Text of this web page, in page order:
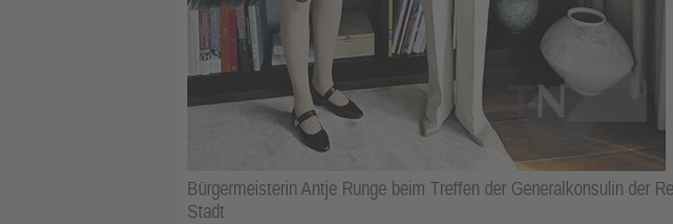
Bürgermeisterin Antje Runge beim Treffen der Generalkonsulin der
Stadt